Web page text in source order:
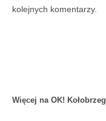
kolejnych komentarzy.
Więcej na OK! Kołobrzeg